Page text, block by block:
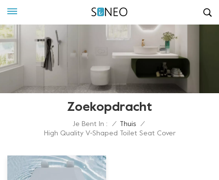
Zoekopdracht
Je Bent In : / Thuis
/
High Quality V-Shaped Toilet Seat Cover